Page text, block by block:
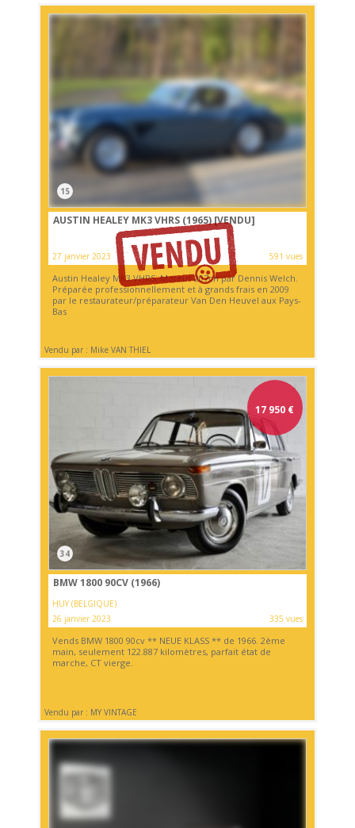
15
AUSTIN HEALEY MK3 VHRS (1965)[VENDU]
27 janvier 2023 591 vues
Austin Healey MK3 VHRS. Moteur 207ch par Dennis Welch.
Préparée professionnellement et à grands frais en 2009
par le restaurateur/préparateur Van Den Heuvel aux Pays-
Bas
Vendu par : Mike VAN THIEL
17 950 €
34
BMW 1800 90CV (1966)
HUY (BELGIQUE)
26 janvier 2023
335 vues
Vends BMW 1800 90cv ** NEUE KLASS ** de 1966. 2ème
main, seulement 122.887 kilomètres, parfait état de
marche, CT vierge.
Vendu par : MY VINTAGE